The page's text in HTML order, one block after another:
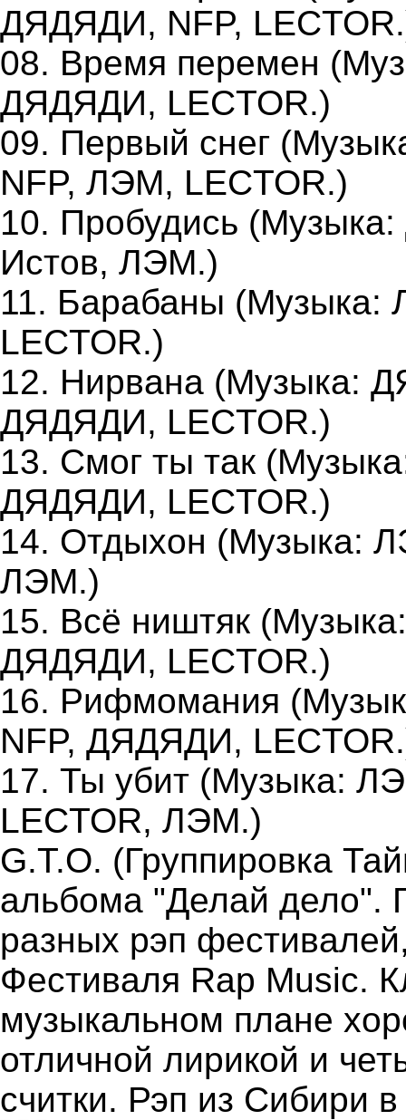
ДЯДЯДИ, NFP,
08. Время перемен
ДЯДЯДИ, LECTOR.)
09. Первый снег
NFP, ЛЭМ, LECTOR.)
10. Пробудись
Истов, ЛЭМ.)
11. Барабаны (Музыка:
LECTOR.)
12. Нирвана (Музыка:
ДЯДЯДИ, LECTOR.)
13. Смог ты так
ДЯДЯДИ, LECTOR.)
14. Отдыхон (Музыка:
ЛЭМ.)
15. Всё ништяк
ДЯДЯДИ, LECTOR.)
16. Рифмомания
NFP, ДЯДЯДИ,
17. Ты убит (Музыка:
LECTOR, ЛЭМ.)
G.T.O. (Группировка
альбома "Делай дело".
разных рэп
Фестиваля Rap Music.
музыкальном плане
отличной лирикой и
считки. Рэп из Сибири